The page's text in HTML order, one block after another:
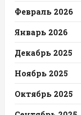
Февраль 2026
Январь 2026
Декабрь 2025
Ноябрь 2025
Октябрь 2025